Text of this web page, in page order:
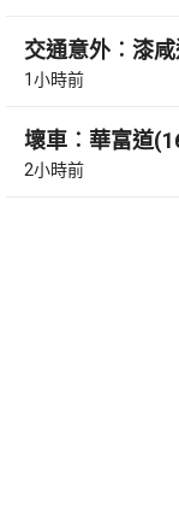
交通意外︰漆
1小時前
壞車︰華富道
2小時前